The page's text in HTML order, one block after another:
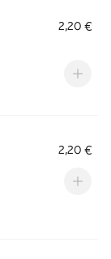
2,20 €
2,20 €